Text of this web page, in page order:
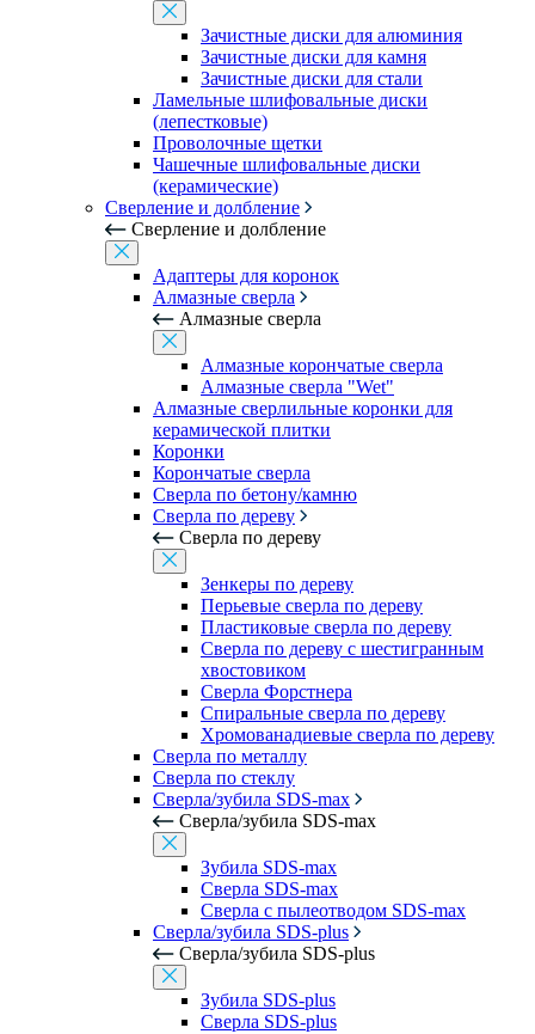
Зачистные диски для алюминия
Зачистные диски для камня
Зачистные диски для стали
Ламельные шлифовальные диски
(лепестковые)
Проволочные щетки
Чашечные шлифовальные диски
(керамические)
Сверление и долбление
Сверление и долбление
Адаптеры для коронок
Алмазные сверла
Алмазные сверла
Алмазные корончатые сверла
Алмазные сверла "Wet"
Алмазные сверлильные коронки для
керамической плитки
Коронки
Корончатые сверла
Сверла по бетону/камню
Сверла по дереву
Сверла по дереву
Зенкеры по дереву
Перьевые сверла по дереву
Пластиковые сверла по дереву
Сверла по дереву с шестигранным
хвостовиком
Сверла Форстнера
Спиральные сверла по дереву
Хромованадиевые сверла по дереву
Сверла по металлу
Сверла по стеклу
Сверла/зубила SDS-max
Сверла/зубила SDS-max
Зубила SDS-max
Сверла SDS-max
Сверла с пылеотводом SDS-max
Сверла/зубила SDS-plus
Сверла/зубила SDS-plus
Зубила SDS-plus
Сверла SDS-plus